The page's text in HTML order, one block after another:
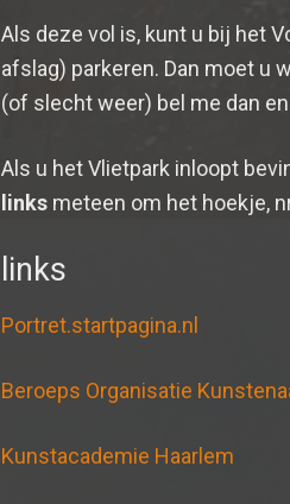
Als deze vol is, kunt u bij het
afslag) parkeren. Dan moet u
(of slecht weer) bel me dan
Als u het Vlietpark inloopt
links meteen om het hoekje,
links
Portret.startpagina.nl
Beroeps Organisatie
Kunstacademie Haarlem